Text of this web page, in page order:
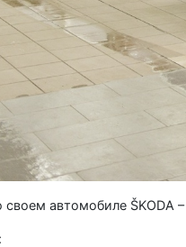
своем автомобиле ŠKODA –